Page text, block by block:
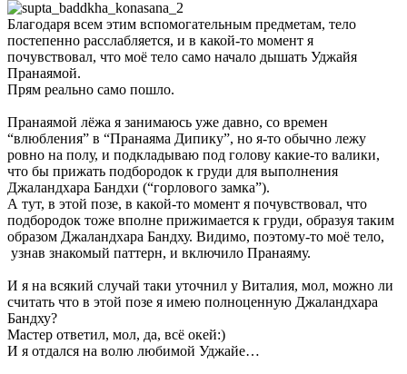
Благодаря всем этим вспомогательным предметам, тело
постепенно расслабляется, и в какой-то момент я
почувствовал, что моё тело само начало дышать Уджайя
Пранаямой.
Прям реально само пошло.
Пранаямой лёжа я занимаюсь уже давно, со времен
“влюбления” в “Пранаяма Дипику”, но я-то обычно лежу
ровно на полу, и подкладываю под голову какие-то валики,
что бы прижать подбородок к груди для выполнения
Джаландхара Бандхи (“горлового замка”).
А тут, в этой позе, в какой-то момент я почувствовал, что
подбородок тоже вполне прижимается к груди, образуя таким
образом Джаландхара Бандху. Видимо, поэтому-то моё тело,
узнав знакомый паттерн, и включило Пранаяму.
И я на всякий случай таки уточнил у Виталия, мол, можно ли
считать что в этой позе я имею полноценную Джаландхара
Бандху?
Мастер ответил, мол, да, всё окей:)
И я отдался на волю любимой Уджайе…